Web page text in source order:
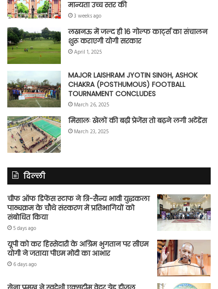
मान्यता उच्च स्तर की
3 weeks ago
लखनऊ में जल्द ही 16 गोल्फ कार्ट्स का संचालन
शुरू कराएगी योगी सरकार
April 1, 2025
MAJOR LAISHRAM JYOTIN SINGH, ASHOK
CHAKRA (POSTHUMOUS) FOOTBALL
TOURNAMENT CONCLUDES
March 26, 2025
मिसालः खेलों की बढ़ी प्रेजेंस तो बढ़ने लगी अटेंडेंस
March 23, 2025
दिल्ली
चीफ ऑफ डिफेंस स्टाफ ने त्रि-सैन्य भावी युद्धकला
पाठ्यक्रम के चौथे संस्करण में प्रतिभागियों को
संबोधित किया
5 days ago
यूपी को कर हिस्सेदारी के अग्रिम भुगतान पर सीएम
योगी ने जताया पीएम मोदी का आभार
6 days ago